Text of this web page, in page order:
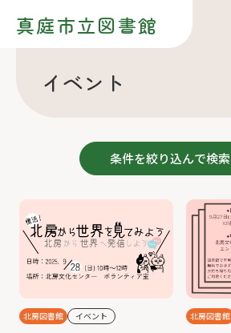
真庭市立図書館
イベント
条件を絞り込んで検索
北房図書館 イベント 北房図書館